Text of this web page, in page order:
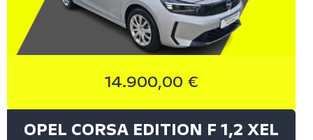
GODINA PRVE REGISTRACIJE
14.900,00 €
OPEL CORSA EDITION F 1,2 XEL